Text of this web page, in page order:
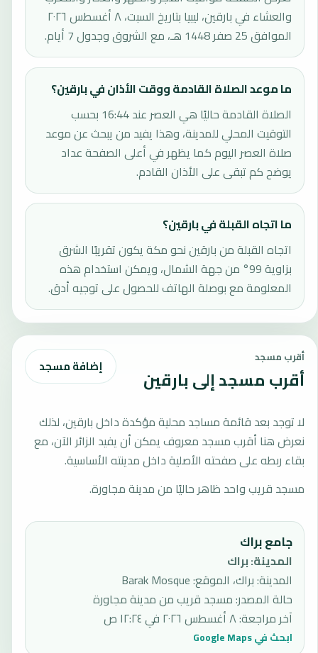
والعشاء في بارقين، ليبيا بتاريخ السبت، ٨ أغسطس ٢٠٢٦
الموافق 25 صفر 1448 هـ، مع الشروق وجدول 7 أيام.
ما موعد الصلاة القادمة ووقت الأذان في بارقين؟
الصلاة القادمة حاليًا هي العصر عند 16:44 بحسب
التوقيت المحلي للمدينة، وهذا يفيد من يبحث عن موعد
صلاة العصر اليوم كما يظهر في أعلى الصفحة عداد
يوضح كم تبقى على الأذان القادم.
ما اتجاه القبلة في بارقين؟
اتجاه القبلة من بارقين نحو مكة يكون تقريبًا الشرق
بزاوية 99° من جهة الشمال، ويمكن استخدام هذه
المعلومة مع بوصلة الهاتف للحصول على توجيه أدق.
أقرب مسجد
أقرب مسجد إلى بارقين إضافة مسجد
لا توجد بعد قائمة مساجد محلية مؤكدة داخل بارقين، لذلك
نعرض هنا أقرب مسجد معروف يمكن أن يفيد الزائر الآن، مع
بقاء ربطه على صفحته الأصلية داخل مدينته الأساسية.
مسجد قريب واحد ظاهر حاليًا من مدينة مجاورة.
جامع براك
المدينة:براك
المدينة: براك، الموقع: Barak Mosque
حالة المصدر:مسجد قريب من مدينة مجاورة
آخر مراجعة:٨ أغسطس ٢٠٢٦ في ١٢:٢٤ ص
ابحث في Google Maps